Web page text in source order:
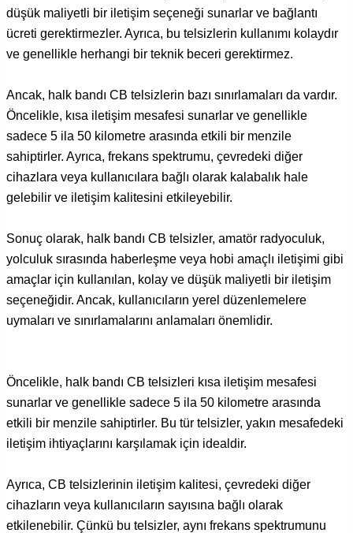
düşük maliyetli bir iletişim seçeneği sunarlar ve bağlantı
ücreti gerektirmezler. Ayrıca, bu telsizlerin kullanımı kolaydır
ve genellikle herhangi bir teknik beceri gerektirmez.
Ancak, halk bandı CB telsizlerin bazı sınırlamaları da vardır.
Öncelikle, kısa iletişim mesafesi sunarlar ve genellikle
sadece 5 ila 50 kilometre arasında etkili bir menzile
sahiptirler. Ayrıca, frekans spektrumu, çevredeki diğer
cihazlara veya kullanıcılara bağlı olarak kalabalık hale
gelebilir ve iletişim kalitesini etkileyebilir.
Sonuç olarak, halk bandı CB telsizler, amatör radyoculuk,
yolculuk sırasında haberleşme veya hobi amaçlı iletişimi gibi
amaçlar için kullanılan, kolay ve düşük maliyetli bir iletişim
seçeneğidir. Ancak, kullanıcıların yerel düzenlemelere
uymaları ve sınırlamalarını anlamaları önemlidir.
Öncelikle, halk bandı CB telsizleri kısa iletişim mesafesi
sunarlar ve genellikle sadece 5 ila 50 kilometre arasında
etkili bir menzile sahiptirler. Bu tür telsizler, yakın mesafedeki
iletişim ihtiyaçlarını karşılamak için idealdir.
Ayrıca, CB telsizlerinin iletişim kalitesi, çevredeki diğer
cihazların veya kullanıcıların sayısına bağlı olarak
etkilenebilir. Çünkü bu telsizler, aynı frekans spektrumunu